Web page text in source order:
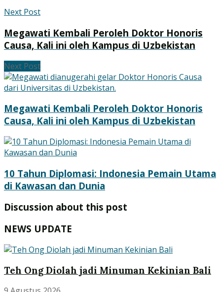
Next Post
Megawati Kembali Peroleh Doktor Honoris
Causa, Kali ini oleh Kampus di Uzbekistan
Next Post
Megawati Kembali Peroleh Doktor Honoris
Causa, Kali ini oleh Kampus di Uzbekistan
10 Tahun Diplomasi: Indonesia Pemain Utama
di Kawasan dan Dunia
Discussion about this post
NEWS UPDATE
Teh Ong Diolah jadi Minuman Kekinian Bali